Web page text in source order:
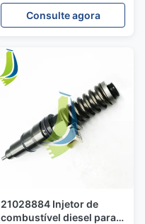
Consulte agora
21028884 Injetor de
combustível diesel para